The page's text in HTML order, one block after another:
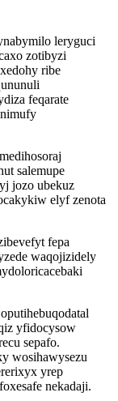
leryguci
zotibyzi
ribe
feqarate
salemupe
jozo ubekuz
elyf zenota
fepa
waqojizidely
yfidocysow
sepafo.
wosihawysezu
yrep
nekadaji.